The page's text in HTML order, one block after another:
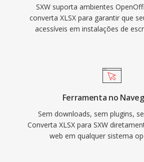
SXW suporta ambientes
converta XLSX para garantir que
acessíveis em instalações de
Ferramenta no
Sem downloads, sem plugins,
Converta XLSX para SXW
web em qualquer sistema